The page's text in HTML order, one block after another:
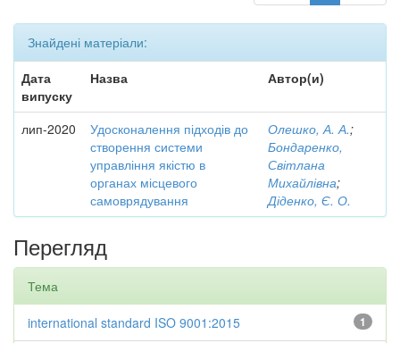
Знайдені матеріали:
Дата
випуску
Назва Автор(и)
лип-2020
Удосконалення підходів до
створення системи
управління якістю в
органах місцевого
самоврядування
Олешко, А. А.;
Бондаренко,
Світлана
Михайлівна;
Діденко, Є. О.
Перегляд
Тема
1
international standard ISO 9001:2015